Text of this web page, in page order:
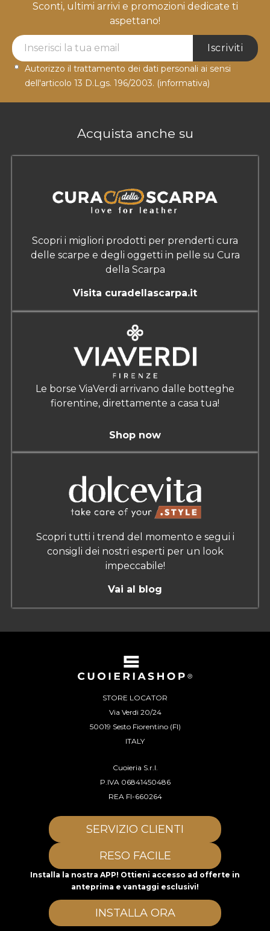
Sconti, ultimi arrivi e promozioni dedicate ti
aspettano!
Newsletter Label
Iscriviti
Autorizzo il trattamento dei dati personali ai sensi
dell'articolo 13 D.Lgs. 196/2003. (informativa)
Acquista anche su
Scopri i migliori prodotti per prenderti cura
delle scarpe e degli oggetti in pelle su Cura
della Scarpa
Visita curadellascarpa.it
Le borse ViaVerdi arrivano dalle botteghe
fiorentine, direttamente a casa tua!
Shop now
Scopri tutti i trend del momento e segui i
consigli dei nostri esperti per un look
impeccabile!
Vai al blog
STORE LOCATOR
Via Verdi 20/24
50019 Sesto Fiorentino (FI)
ITALY
Cuoieria S.r.l.
P.IVA 06841450486
REA FI-660264
SERVIZIO CLIENTI
RESO FACILE
Installa la nostra APP! Ottieni accesso ad offerte in
anteprima e vantaggi esclusivi!
INSTALLA ORA